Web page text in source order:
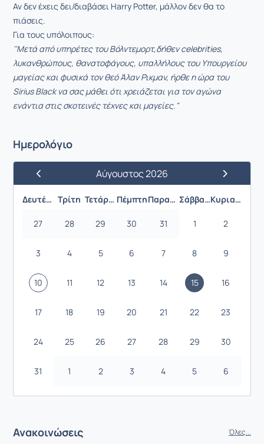
Αν δεν έχεις δει/διαβάσει Harry Potter, μάλλον δεν θα το
πιάσεις.
Για τους υπόλοιπους:
''Μετά από υπηρέτες του Βόλντεμορτ,δήθεν celebrities,
λυκανθρώπους, θανατοφάγους, υπαλλήλους του Υπουργείου
μαγείας και φυσικά τον θεό Άλαν Ρικμαν, ήρθε η ώρα του
Sirius Black να σας μάθει ότι χρειάζεται για τον αγώνα
ενάντια στις σκοτεινές τέχνες και μαγείες."
Ημερολόγιο
Προηγούμενος ΜήναςΑύγουστος 2026
Επόμενος
Δευτέρα Τρίτη Τετάρτη Πέμπτη Παρασκευή Σάββατο Κυριακή
27 28 29 30 31 1 2
3 4 5 6 7 8 9
10 11 12 13 14 15 16
17 18 19 20 21 22 23
24 25 26 27 28 29 30
31 1 2 3 4 5 6
Ανακοινώσεις Όλες...